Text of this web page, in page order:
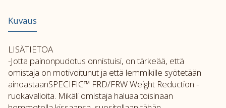
Kuvaus
LISÄTIETOA
-Jotta painonpudotus onnistuisi, on tärkeää, että
omistaja on motivoitunut ja että lemmikille syötetään
ainoastaanSPECIFIC™ FRD/FRW Weight Reduction -
ruokavalioita. Mikäli omistaja haluaa toisinaan